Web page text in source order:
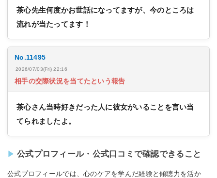
茶心先生何度かお世話になってますが、今のところは
流れが当たってます！
No.11495
2026/07/03(Fri) 22:16
相手の交際状況を当てたという報告
茶心さん当時好きだった人に彼女がいることを言い当
てられましたよ。
公式プロフィール・公式口コミで確認できること
公式プロフィールでは、心のケアを学んだ経験と傾聴力を活か